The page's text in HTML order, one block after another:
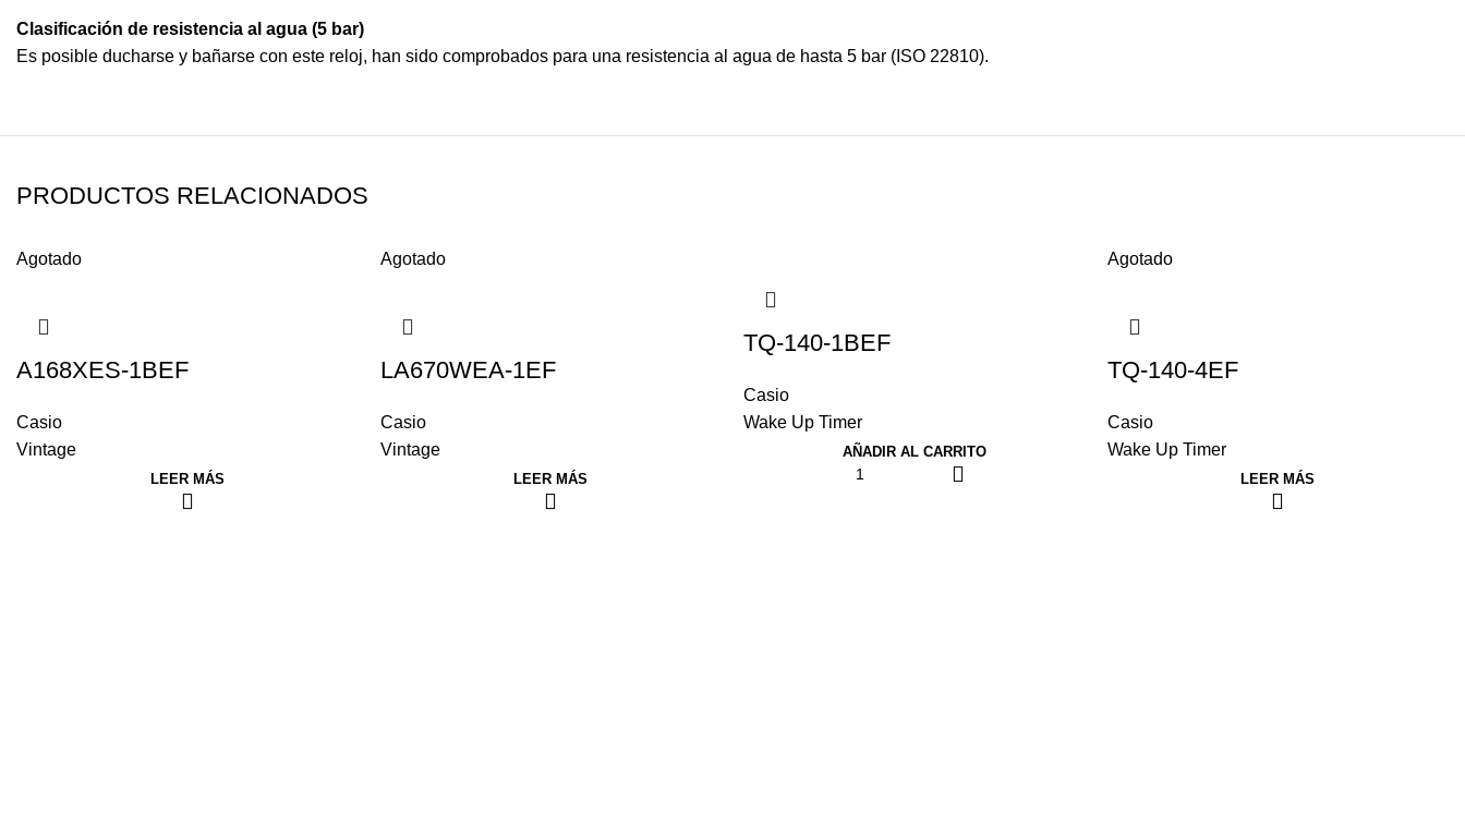
Clasificación de resistencia al agua (5 bar)
Es posible ducharse y bañarse con este reloj, han sido comprobados para una resistencia al agua de hasta 5 bar (ISO 22810).
PRODUCTOS RELACIONADOS
Agotado
A168XES-1BEF
Casio
Vintage
LEER MÁS
Agotado
LA670WEA-1EF
Casio
Vintage
LEER MÁS
TQ-140-1BEF
Casio
Wake Up Timer
AÑADIR AL CARRITO
Agotado
TQ-140-4EF
Casio
Wake Up Timer
LEER MÁS